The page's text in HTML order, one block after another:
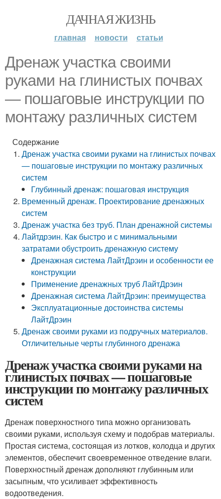
ДАЧНАЯ ЖИЗНЬ
главная новости статьи
Дренаж участка своими
руками на глинистых почвах
— пошаговые инструкции по
монтажу различных систем
Содержание
Дренаж участка своими руками на глинистых почвах
— пошаговые инструкции по монтажу различных
систем
Глубинный дренаж: пошаговая инструкция
Временный дренаж. Проектирование дренажных
систем
Дренаж участка без труб. План дренажной системы
Лайтдрэин. Как быстро и с минимальными
затратами обустроить дренажную систему
Дренажная система ЛайтДрэин и особенности ее
конструкции
Применение дренажных труб ЛайтДрэин
Дренажная система ЛайтДрэин: преимущества
Эксплуатационные достоинства системы
ЛайтДрэин
Дренаж своими руками из подручных материалов.
Отличительные черты глубинного дренажа
Дренаж участка своими руками на
глинистых почвах — пошаговые
инструкции по монтажу различных
систем
Дренаж поверхностного типа можно организовать
своими руками, используя схему и подобрав материалы.
Простая система, состоящая из лотков, колодца и других
элементов, обеспечит своевременное отведение влаги.
Поверхностный дренаж дополняют глубинным или
засыпным, что усиливает эффективность
водоотведения.